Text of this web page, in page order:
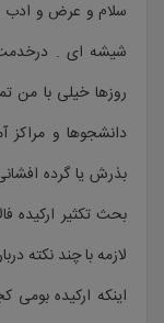
سلام و عرض و ادب
شیشه ای . درخدمت
روزها خیلی با من
دانشجوها و مراکز
بذرش یا گرده
بحث تکثیر
لازمه با چند نکته
اینکه ارکیده